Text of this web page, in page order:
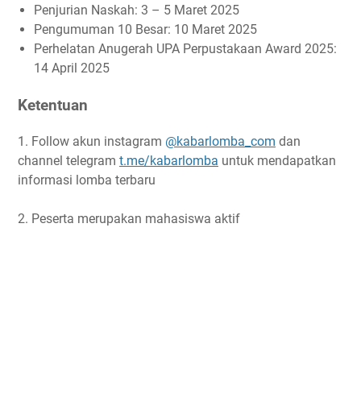
Penjurian Naskah: 3 – 5 Maret 2025
Pengumuman 10 Besar: 10 Maret 2025
Perhelatan Anugerah UPA Perpustakaan Award 2025:
14 April 2025
Ketentuan
1. Follow akun instagram @kabarlomba_com dan
channel telegram t.me/kabarlomba untuk mendapatkan
informasi lomba terbaru
2. Peserta merupakan mahasiswa aktif